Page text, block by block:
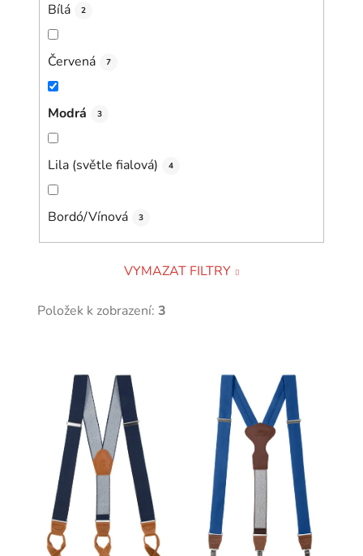
Bílá 2
Červená 7
Modrá 3
Lila (světle fialová) 4
Bordó/Vínová 3
VYMAZAT FILTRY
Položek k zobrazení: 3